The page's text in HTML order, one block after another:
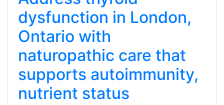
dysfunction in London,
Ontario with
naturopathic care that
supports autoimmunity,
nutrient status